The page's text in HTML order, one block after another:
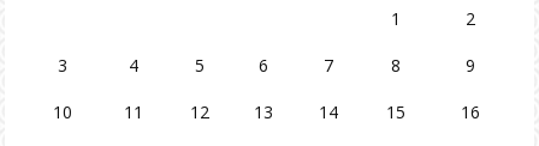
1 2
3 4 5 6 7 8 9
10 11 12 13 14 15 16